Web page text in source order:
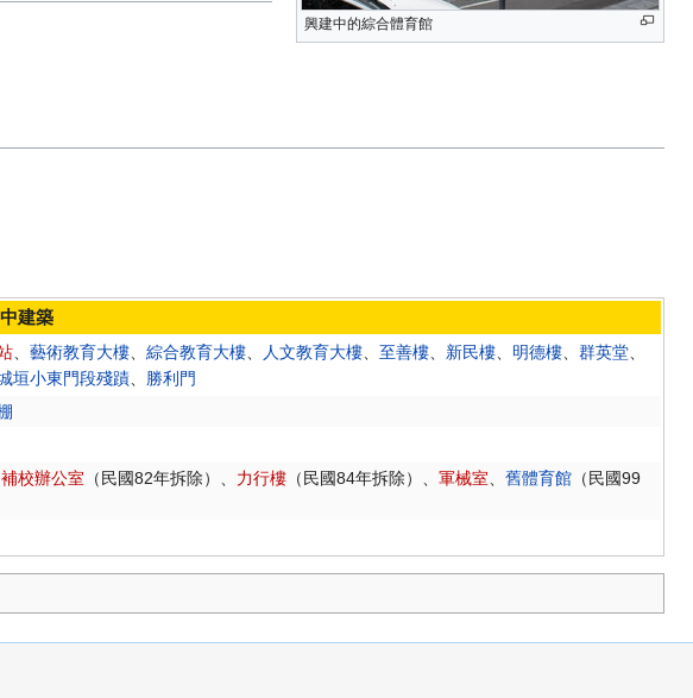
興建中的綜合體育館
建築
、 藝術教育大樓、 綜合教育大樓、 人文教育大樓、 至善樓、 新民樓、 明德樓、 群英堂、
垣小東門段殘蹟、 勝利門
補校辦公室 （民國82年拆除）、 力行樓 （民國84年拆除）、 軍械室、 舊體育館 （民國99